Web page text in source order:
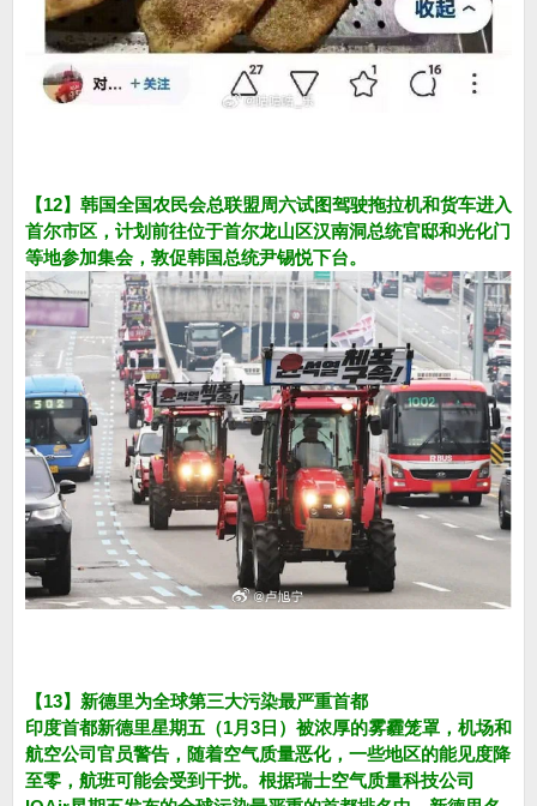
【12】韩国全国农民会总联盟周六试图驾驶拖拉机和货车进入
首尔市区，计划前往位于首尔龙山区汉南洞总统官邸和光化门
等地参加集会，敦促韩国总统尹锡悦下台。
【13】新德里为全球第三大污染最严重首都
印度首都新德里星期五（1月3日）被浓厚的雾霾笼罩，机场和
航空公司官员警告，随着空气质量恶化，一些地区的能见度降
至零，航班可能会受到干扰。根据瑞士空气质量科技公司